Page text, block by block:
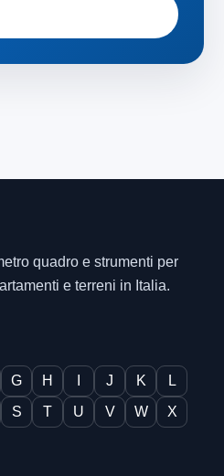
quadro e strumenti per
e terreni in Italia.
G H J K
L
S T U V W
X